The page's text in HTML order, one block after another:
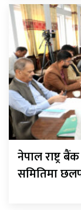
नेपाल राष्ट्र
समितिमा